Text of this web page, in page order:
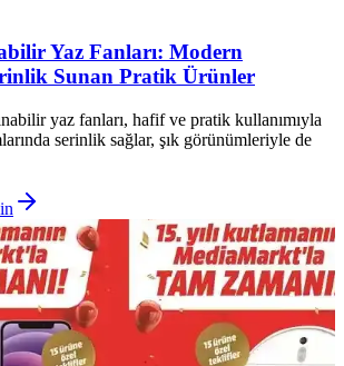
Yaz Fanları: Modern
Sunan Pratik Ürünler
yaz fanları, hafif ve pratik kullanımıyla
serinlik sağlar, şık görünümleriyle de